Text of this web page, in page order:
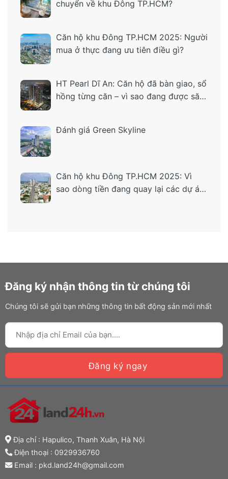
chuyển về khu Đông TP.HCM?
Căn hộ khu Đông TP.HCM 2025: Người
mua ở thực đang ưu tiên điều gì?
HT Pearl Dĩ An: Căn hộ đã bàn giao, sổ
hồng từng căn – vì sao đang được săn
Đánh giá Green Skyline
Căn hộ khu Đông TP.HCM 2025: Vì
sao dòng tiền đang quay lại các dự án
Đăng ký nhận thông tin từ chúng tôi
Chúng tôi sẽ gửi bạn những thông tin bất động sản mới nhất
Địa chỉ : Hapulico, Thanh Xuân, Hà Nội
Điện thoại : 0929936760
Email : pkd.land24h@gmail.com